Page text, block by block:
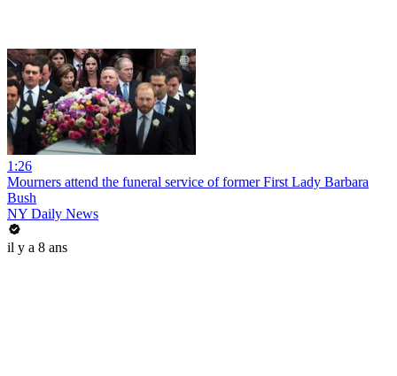
1:26
Mourners attend the funeral service of former First Lady Barbara
Bush
NY Daily News
il y a 8 ans